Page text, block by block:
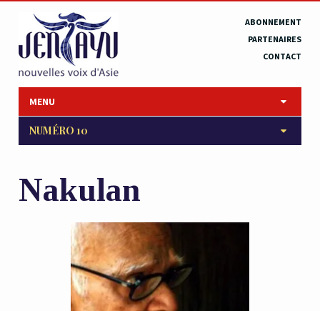
ABONNEMENT
PARTENAIRES
CONTACT
MENU
NUMÉRO 10
Nakulan